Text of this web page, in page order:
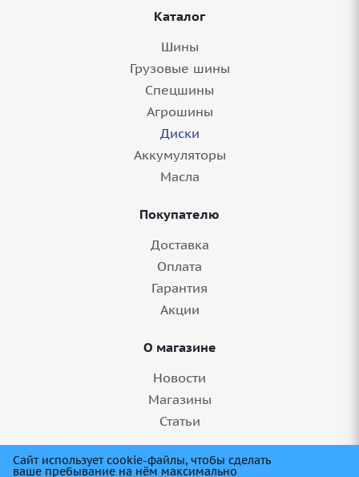
Каталог
Шины
Грузовые шины
Спецшины
Агрошины
Диски
Аккумуляторы
Масла
Покупателю
Доставка
Оплата
Гарантия
Акции
О магазине
Новости
Магазины
Статьи
+7(8412)999989
Сайт использует cookie-файлы, чтобы сделать
ваше пребывание на нём максимально